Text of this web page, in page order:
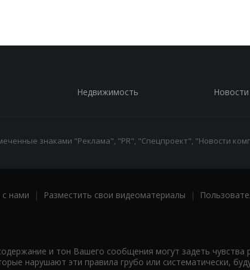
Недвижимость Новости
знаками "Реклама", "PR", "Спецпроект", "Новости
с нами | Разместить свои видеоматериалы |
и тон Вашего сообщения могут задеть чувства
нарушают эти правила грубо или систематически,